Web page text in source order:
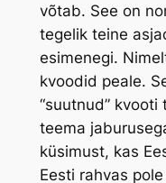
võtab. See on
tegelik teine
esimenegi.
kvoodid peale.
“suutnud”
teema
küsimust, kas
Eesti rahvas